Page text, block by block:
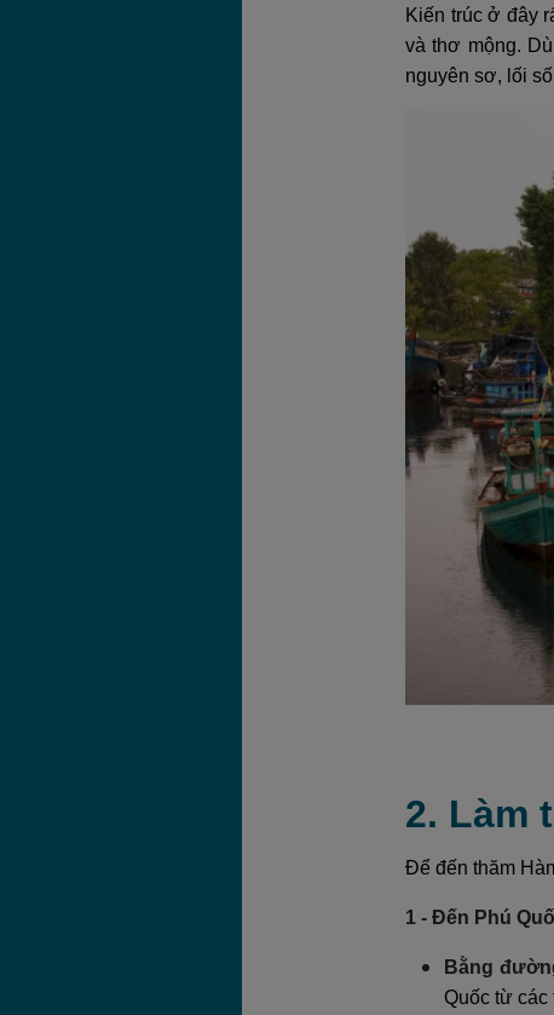
Kiến trúc ở đây
và thơ mộng.
nguyên sơ, lối
2. Làm
Để đến thăm
1 - Đến Phú
Bằng
Quốc từ các